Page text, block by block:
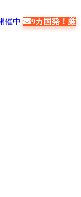
催中
9カ国発！厳